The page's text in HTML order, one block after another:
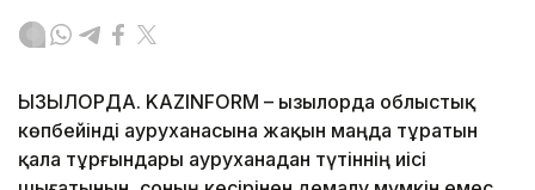
ҚЫЗЫЛОРДА. KAZINFORM – Қызылорда облыстық
көпбейінді ауруханасына жақын маңда тұратын
қала тұрғындары ауруханадан түтіннің иісі